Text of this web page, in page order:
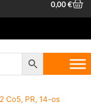
0,00€
Kierretyökalut
/ Ruko